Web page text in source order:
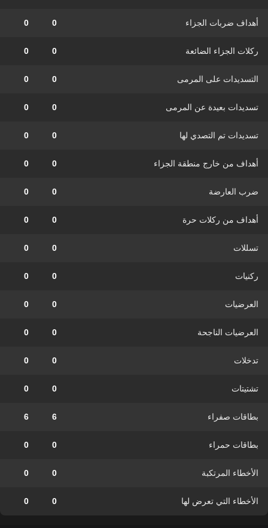
أهداف ضربات الجزاء 0
0
ركلات الجزاء الضائعة 0
0
التسديدات على المرمى 0
0
تسديدات بعيدة عن المرمى 0
0
تسديدات تم التصدي لها 0
0
أهداف من خارج منطقة الجزاء 0
0
ضرب العارضة 0
0
أهداف من ركلات حرة 0
0
تسللات 0
0
ركنيات 0
0
العرضيات 0
0
العرضيات الناجحة 0
0
تدخلات 0
0
تشتيتات 0
0
بطاقات صفراء 6
6
بطاقات حمراء 0
0
الأخطاء المرتكبة 0
0
الأخطاء التي تعرض لها 0
0